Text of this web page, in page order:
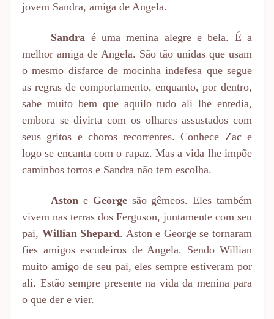
jovem Sandra, amiga de Angela.
Sandra é uma menina alegre e bela. É a
melhor amiga de Angela. São tão unidas que usam
o mesmo disfarce de mocinha indefesa que segue
as regras de comportamento, enquanto, por dentro,
sabe muito bem que aquilo tudo ali lhe entedia,
embora se divirta com os olhares assustados com
seus gritos e choros recorrentes. Conhece Zac e
logo se encanta com o rapaz. Mas a vida lhe impõe
caminhos tortos e Sandra não tem escolha.
Aston e Georgesão gêmeos. Eles também
vivem nas terras dos Ferguson, juntamente com seu
pai, Willian Shepard. Aston e George se tornaram
fies amigos escudeiros de Angela. Sendo Willian
muito amigo de seu pai, eles sempre estiveram por
ali. Estão sempre presente na vida da menina para
o que der e vier.